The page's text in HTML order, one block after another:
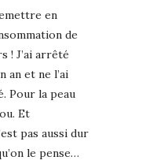
en
de
! J’ai arrêté
an et ne l’ai
Pour la peau
Et
pas aussi dur
le pense…